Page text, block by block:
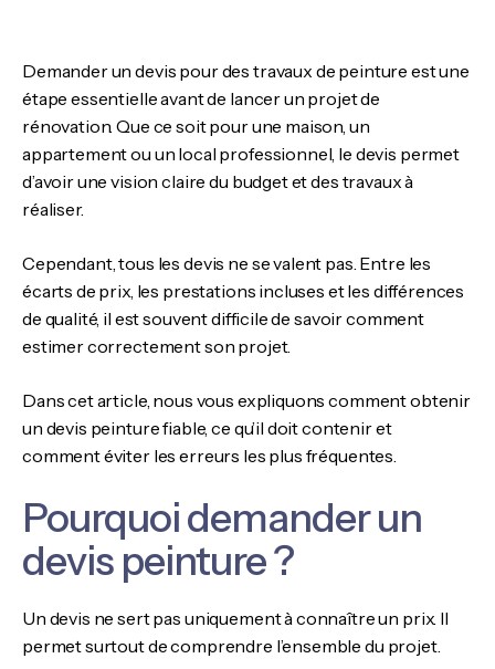
Demander un devis pour des travaux de peinture est une
étape essentielle avant de lancer un projet de
rénovation. Que ce soit pour une maison, un
appartement ou un local professionnel, le devis permet
d’avoir une vision claire du budget et des travaux à
réaliser.
Cependant, tous les devis ne se valent pas. Entre les
écarts de prix, les prestations incluses et les différences
de qualité, il est souvent difficile de savoir comment
estimer correctement son projet.
Dans cet article, nous vous expliquons comment obtenir
un devis peinture fiable, ce qu’il doit contenir et
comment éviter les erreurs les plus fréquentes.
Pourquoi demander un
devis peinture ?
Un devis ne sert pas uniquement à connaître un prix. Il
permet surtout de comprendre l’ensemble du projet.